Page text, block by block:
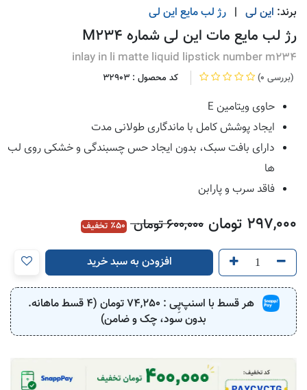
برند: این لی | رژ لب مایع این لی
رژ لب مایع مات این لی شماره M234
inlay in li matte liquid lipstick number m234
(0 بررسی) کد محصول : 32903
حاوی ویتامین E
ایجاد پوشش کامل با ماندگاری طولانی مدت
دارای بافت سبک، بدون ایجاد حس چسبندگی و خشکی روی لب
ها
فاقد سرب و پارابن
297,000 تومان 600,000تومان 50٪ تخفیف
افزودن به سبد خرید
هر قسط با اسنپ‌پِی : 74,250
تومان (4 قسط ماهانه.
بدون سود، چک و ضامن)